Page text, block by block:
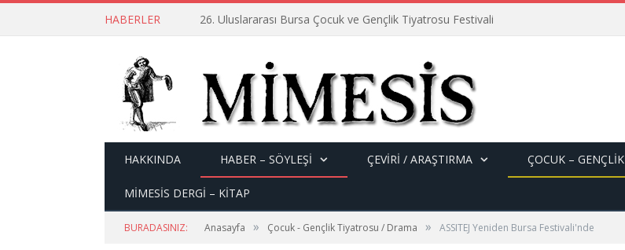
HABERLER 26. Uluslararası Bursa Çocuk ve Gençlik Tiyatrosu Festivali
HAKKINDA HABER – SÖYLEŞI ÇEVİRİ / ARAŞTIRMA ÇOCUK – GENÇLIK
MİMESİS DERGİ – KİTAP
BURADASINIZ: Anasayfa » Çocuk - Gençlik Tiyatrosu / Drama » ASSITEJ Yeniden Bursa Festivali'nde